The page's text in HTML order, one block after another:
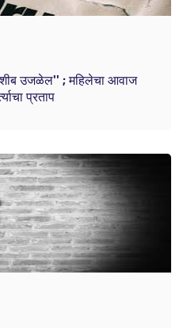
उजळेल'' ; महिलेचा आवाज
प्रताप